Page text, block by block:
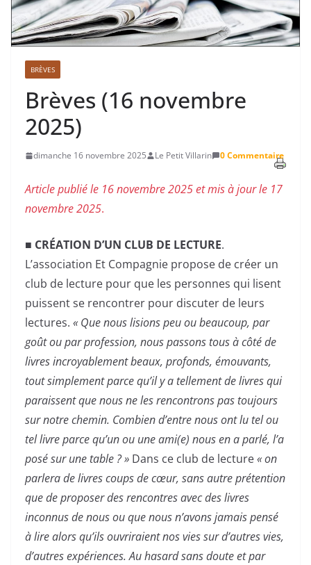
BRÈVES
Brèves (16 novembre
2025)
dimanche 16 novembre 2025 Le Petit Villarin 0 Commentaire
Article publié le 16 novembre 2025 et mis à jour le 17
novembre 2025.
■ CRÉATION D’UN CLUB DE LECTURE.
L’association Et Compagnie propose de créer un
club de lecture pour que les personnes qui lisent
puissent se rencontrer pour discuter de leurs
lectures. « Que nous lisions peu ou beaucoup, par
goût ou par profession, nous passons tous à côté de
livres incroyablement beaux, profonds, émouvants,
tout simplement parce qu’il y a tellement de livres qui
paraissent que nous ne les rencontrons pas toujours
sur notre chemin. Combien d’entre nous ont lu tel ou
tel livre parce qu’un ou une ami(e) nous en a parlé, l’a
posé sur une table ? » Dans ce club de lecture« on
parlera de livres coups de cœur, sans autre prétention
que de proposer des rencontres avec des livres
inconnus de nous ou que nous n’avons jamais pensé
à lire alors qu’ils ouvriraient nos vies sur d’autres vies,
d’autres expériences. Au hasard sans doute et par